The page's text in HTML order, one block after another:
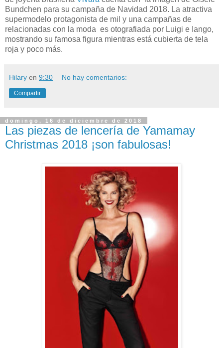
Bundchen para su campaña de Navidad 2018. La atractiva
supermodelo protagonista de mil y una campañas de
relacionadas con la moda es otografiada por Luigi e Iango,
mostrando su famosa figura mientras está cubierta de tela
roja y poco más.
Hilary en 9:30 No hay comentarios:
Compartir
domingo, 16 de diciembre de 2018
Las piezas de lencería de Yamamay
Christmas 2018 ¡son fabulosas!